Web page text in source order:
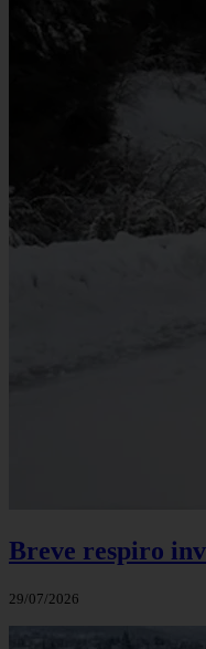
Breve respiro
29/07/2026